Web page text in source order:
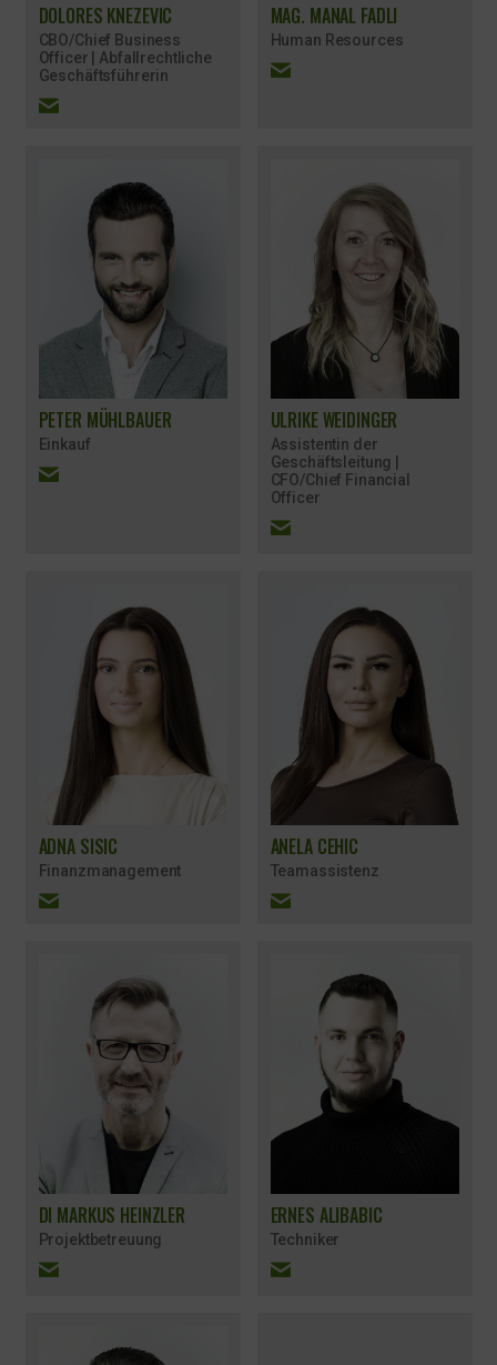
DOLORES KNEZEVIC
CBO/Chief Business
Officer | Abfallrechtliche
Geschäftsführerin
MAG. MANAL FADLI
Human Resources
PETER MÜHLBAUER
Einkauf
ULRIKE WEIDINGER
Assistentin der
Geschäftsleitung |
CFO/Chief Financial
Officer
ADNA SISIC
Finanzmanagement
ANELA CEHIC
Teamassistenz
DI MARKUS HEINZLER
Projektbetreuung
ERNES ALIBABIC
Techniker